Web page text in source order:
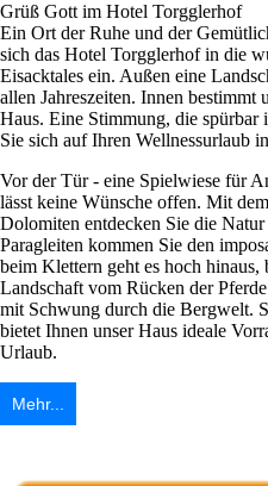
Grüß Gott im Hotel Torgglerhof
Ein Ort der Ruhe und der
sich das Hotel Torgglerhof in die
Eisacktales ein. Außen eine
allen Jahreszeiten. Innen
Haus. Eine Stimmung, die spürbar
Sie sich auf Ihren Wellnessurlaub
Vor der Tür - eine Spielwiese für
lässt keine Wünsche offen. Mit
Dolomiten entdecken Sie die
Paragleiten kommen Sie den
beim Klettern geht es hoch hinaus,
Landschaft vom Rücken der
mit Schwung durch die Bergwelt.
bietet Ihnen unser Haus ideale
Urlaub.
Mehr...